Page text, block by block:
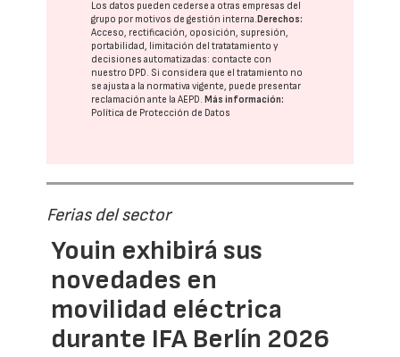
Los datos pueden cederse a otras empresas del
grupo por motivos de gestión interna. Derechos:
Acceso, rectificación, oposición, supresión,
portabilidad, limitación del tratatamiento y
decisiones automatizadas: contacte con
nuestro DPD. Si considera que el tratamiento no
se ajusta a la normativa vigente, puede presentar
reclamación ante laAEPD. Más información:
Política de Protección de Datos
Ferias del sector
Youin exhibirá sus
novedades en
movilidad eléctrica
durante IFA Berlín 2026